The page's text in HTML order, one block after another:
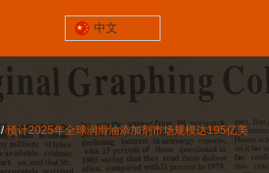
三屯工业园928号
联系电话
13464652539
中文
/ 预计2025年全球润滑油添加剂市场规模达195亿美
/预计2025年全球润滑油添加剂市场规模达195亿美